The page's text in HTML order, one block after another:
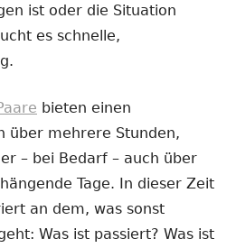
ist oder die Situation
es schnelle,
bieten einen
über mehrere Stunden,
– bei Bedarf – auch über
Tage. In dieser Zeit
an dem, was sonst
Was ist passiert? Was ist